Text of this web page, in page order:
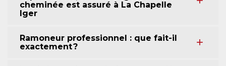
cheminée est assuré à La Chapelle
Iger
Ramoneur professionnel : que fait-il
exactement ?